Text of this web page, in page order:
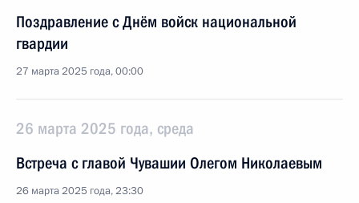
Поздравление с Днём войск национальной
гвардии
27 марта 2025 года, 00:00
26 марта 2025 года, среда
Встреча с главой Чувашии Олегом Николаевым
26 марта 2025 года, 23:30